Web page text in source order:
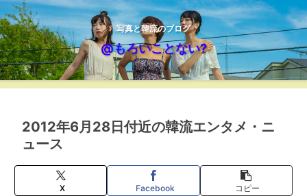
写真と韓流のブログ
@もろいことない?
2012年6月28日付近の韓流エンタメ・ニ
ュース
X Facebook コピー